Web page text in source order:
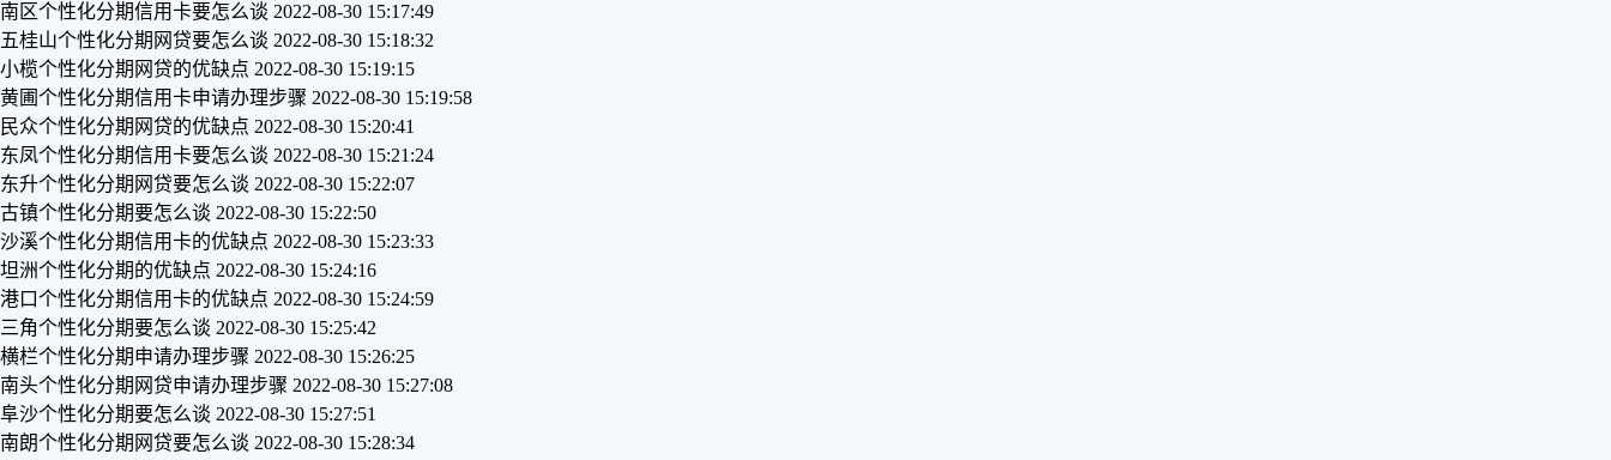
南区个性化分期信用卡要怎么谈 2022-08-30 15:17:49
五桂山个性化分期网贷要怎么谈 2022-08-30 15:18:32
小榄个性化分期网贷的优缺点 2022-08-30 15:19:15
黄圃个性化分期信用卡申请办理步骤 2022-08-30 15:19:58
民众个性化分期网贷的优缺点 2022-08-30 15:20:41
东凤个性化分期信用卡要怎么谈 2022-08-30 15:21:24
东升个性化分期网贷要怎么谈 2022-08-30 15:22:07
古镇个性化分期要怎么谈 2022-08-30 15:22:50
沙溪个性化分期信用卡的优缺点 2022-08-30 15:23:33
坦洲个性化分期的优缺点 2022-08-30 15:24:16
港口个性化分期信用卡的优缺点 2022-08-30 15:24:59
三角个性化分期要怎么谈 2022-08-30 15:25:42
横栏个性化分期申请办理步骤 2022-08-30 15:26:25
南头个性化分期网贷申请办理步骤 2022-08-30 15:27:08
阜沙个性化分期要怎么谈 2022-08-30 15:27:51
南朗个性化分期网贷要怎么谈 2022-08-30 15:28:34